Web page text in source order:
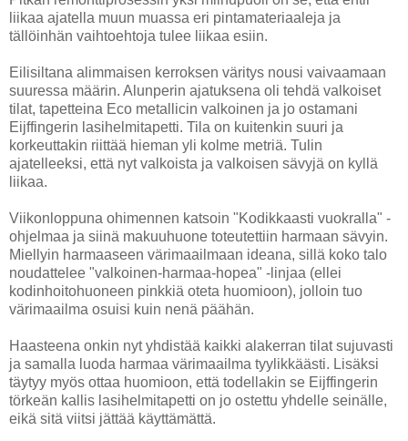
liikaa ajatella muun muassa eri pintamateriaaleja ja
tällöinhän vaihtoehtoja tulee liikaa esiin.
Eilisiltana alimmaisen kerroksen väritys nousi vaivaamaan
suuressa määrin. Alunperin ajatuksena oli tehdä valkoiset
tilat, tapetteina Eco metallicin valkoinen ja jo ostamani
Eijffingerin lasihelmitapetti. Tila on kuitenkin suuri ja
korkeuttakin riittää hieman yli kolme metriä. Tulin
ajatelleeksi, että nyt valkoista ja valkoisen sävyjä on kyllä
liikaa.
Viikonloppuna ohimennen katsoin "Kodikkaasti vuokralla" -
ohjelmaa ja siinä makuuhuone toteutettiin harmaan sävyin.
Miellyin harmaaseen värimaailmaan ideana, sillä koko talo
noudattelee "valkoinen-harmaa-hopea" -linjaa (ellei
kodinhoitohuoneen pinkkiä oteta huomioon), jolloin tuo
värimaailma osuisi kuin nenä päähän.
Haasteena onkin nyt yhdistää kaikki alakerran tilat sujuvasti
ja samalla luoda harmaa värimaailma tyylikkäästi. Lisäksi
täytyy myös ottaa huomioon, että todellakin se Eijffingerin
törkeän kallis lasihelmitapetti on jo ostettu yhdelle seinälle,
eikä sitä viitsi jättää käyttämättä.